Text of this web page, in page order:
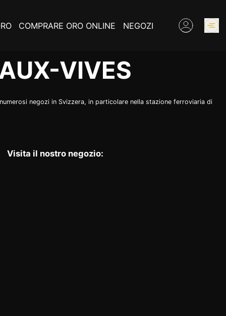
COMPRARE ORO ONLINE NEGOZI
INFORMAZIONI SU L ORO
VIVES
negozi in Svizzera, in particolare nella stazione ferroviaria di
Visita il nostro negozio: